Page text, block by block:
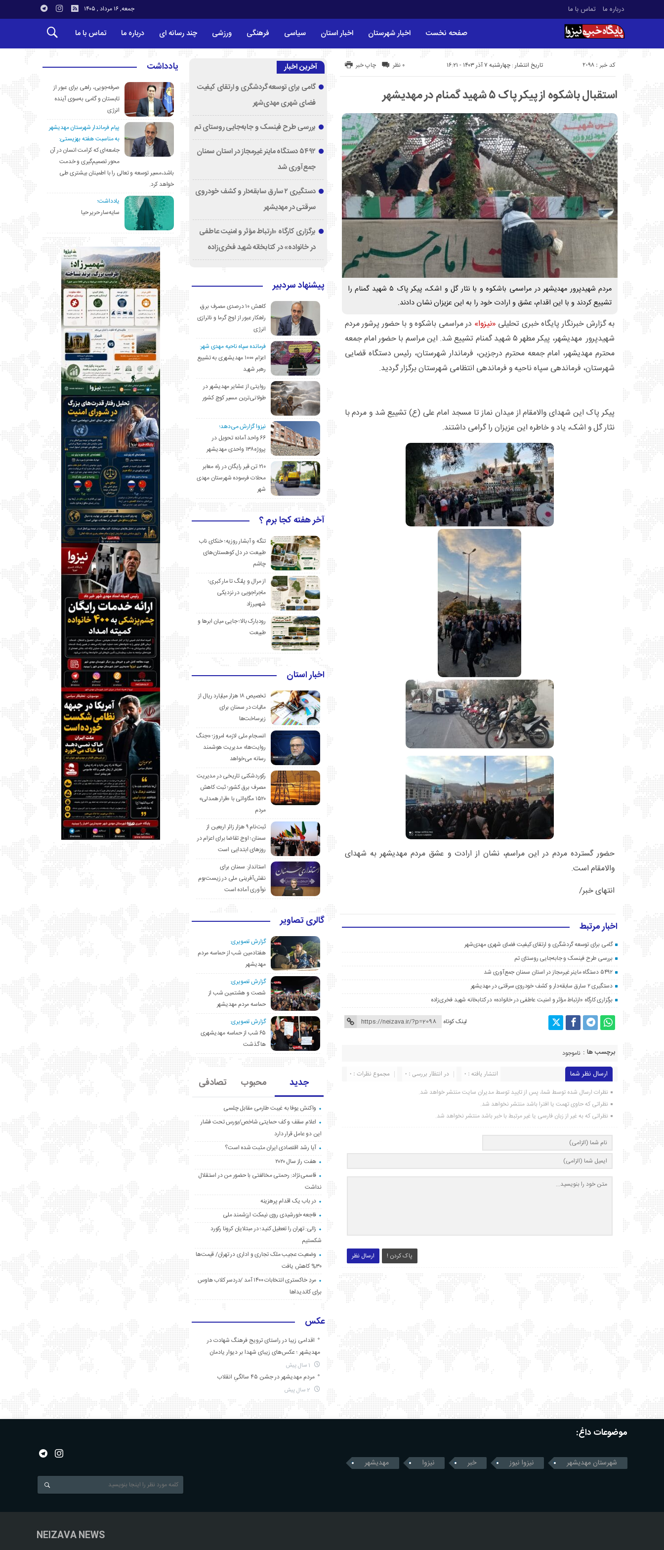
درباره ما تماس با ما جمعه, ۱۶ مرداد , ۱۴۰۵
صفحه نخست اخبار شهرستان اخبار استان سیاسی فرهنگی ورزشی چند رسانه ای درباره ما تماس با ما
تاریخ انتشار : چهارشنبه ۷ آذر ۱۴۰۳ - ۱۶:۲۱ کد خبر : 2098 چاپ خبر ۰ نظر
استقبال باشکوه از پیکر پاک ۵ شهید گمنام در مهدیشهر
مردم شهیدپرور مهدیشهر در مراسمی باشکوه و با نثار گل و اشک، پیکر پاک ۵ شهید گمنام را
تشییع کردند و با این اقدام، عشق و ارادت خود را به این عزیزان نشان دادند.
به گزارش خبرنگار پایگاه خبری تحلیلی «نیزوا» در مراسمی باشکوه و با حضور پرشور مردم
شهیدپرور مهدیشهر، پیکر مطهر ۵ شهید گمنام تشییع شد. این مراسم با حضور امام جمعه
محترم مهدیشهر، امام جمعه محترم درجزین، فرماندار شهرستان، رئیس دستگاه قضایی
شهرستان، فرماندهی سپاه ناحیه و فرماندهی انتظامی شهرستان برگزار گردید.
پیکر پاک این شهدای والامقام از میدان نماز تا مسجد امام علی (ع) تشییع شد و مردم با
نثار گل و اشک، یاد و خاطره این عزیزان را گرامی داشتند.
حضور گسترده مردم در این مراسم، نشان از ارادت و عشق مردم مهدیشهر به شهدای
والامقام است.
انتهای خبر/
اخبار مرتبط
گامی برای توسعه گردشگری و ارتقای کیفیت فضای شهری مهدی‌شهر
بررسی طرح فینسک و جابه‌جایی روستای تم
۵۴۹۲ دستگاه ماینر غیرمجاز در استان سمنان جمع‌آوری شد
دستگیری ۲ سارق سابقه‌دار و کشف خودروی سرقتی در مهدیشهر
برگزاری کارگاه «ارتباط مؤثر و امنیت عاطفی در خانواده» در کتابخانه شهید فخری‌زاده
لینک کوتاه
برچسب ها : ناموجود
ارسال نظر شما مجموع نظرات : 0 در انتظار بررسی : 0 انتشار یافته : ۰
نظرات ارسال شده توسط شما، پس از تایید توسط مدیران سایت منتشر خواهد شد.
نظراتی که حاوی تهمت یا افترا باشد منتشر نخواهد شد.
نظراتی که به غیر از زبان فارسی یا غیر مرتبط با خبر باشد منتشر نخواهد شد.
ارسال نظر پاک کردن !
آخرین اخبار
گامی برای توسعه گردشگری و ارتقای کیفیت
فضای شهری مهدی‌شهر
بررسی طرح فینسک و جابه‌جایی روستای تم
۵۴۹۲ دستگاه ماینر غیرمجاز در استان سمنان
جمع‌آوری شد
دستگیری ۲ سارق سابقه‌دار و کشف خودروی
سرقتی در مهدیشهر
برگزاری کارگاه «ارتباط مؤثر و امنیت عاطفی
در خانواده» در کتابخانه شهید فخری‌زاده
پیشنهاد سردبیر
کاهش ۱۰ درصدی مصرف برق،
راهکار عبور از اوج گرما و ناترازی
انرژی
فرمانده سپاه ناحیه مهدی شهر:
اعزام ۱۰۰۰ مهدیشهری به تشییع
رهبر شهید
روایتی از عشایر مهدیشهر در
طولانی‌ترین مسیر کوچ کشور
نیزوا گزارش می‌دهد؛
۶۶ واحد آماده تحویل در
پروژه۱۳۸ واحدی مهدیشهر
۲۱۰ تن قیر رایگان در راه معابر
محلات فرسوده شهرستان مهدی
شهر
آخر هفته کجا برم ؟
تنگه و آبشار روزیه؛ خنکای ناب
طبیعت در دل کوهستان‌های
چاشم
از مرال و پلنگ تا مار کبری؛
ماجراجویی در نزدیکی
شهمیرزاد
رودبارک بالا؛ جایی میان ابرها و
طبیعت
اخبار استان
تخصیص ۱۸ هزار میلیارد ریال از
مالیات در سمنان برای
زیرساخت‌ها
انسجام ملی لازمه امروز؛ «جنگ
روایت‌ها» مدیریت هوشمند
رسانه می‌خواهد
رکوردشکنی تاریخی در مدیریت
مصرف برق کشور؛ ثبت کاهش
۱۵۲۰ مگاواتی با «قرار همدلی»
مردم
ثبت‌نام ۹ هزار زائر اربعین از
سمنان؛ اوج تقاضا برای اعزام در
روزهای ابتدایی است
استاندار: سمنان برای
نقش‌آفرینی ملی در زیست‌بوم
نوآوری آماده است
گالری تصاویر
گزارش تصویری:
هفتادمین شب از حماسه مردم
مهدیشهر
گزارش تصویری:
شصت و هشتمین شب از
حماسه مردم مهدیشهر
گزارش تصویری:
۶۵ شب از حماسه مهدیشهری
ها گذشت
جدید محبوب تصادفی
واکنش یوفا به غیبت طارمی مقابل چلسی
اعلام سقف و کف حمایتی شاخص/بورس تحت فشار
این دو عامل قرار دارد
آیا رشد اقتصادی ایران مثبت شده است؟
هفت راز سال ۲۰۲۰
قاسمی‌نژاد: رحمتی مخالفتی با حضور من در استقلال
نداشت
در باب یک اقدام پرهزینه
فاجعه خورشیدی روی نیمکت ارزشمند ملی
زالی: تهران را تعطیل کنید؛ در مبتلایان کرونا رکورد
شکستیم
وضعیت عجیب ملک تجاری و اداری در تهران/ قیمت‌ها
۳۰% کاهش یافت
مردِ خاکستری انتخابات ۱۴۰۰ آمد /دردسر کلاب هاوس
برای کاندیداها
عکس
اقدامی زیبا در راستای ترویج فرهنگ شهادت در
مهدیشهر ؛ عکس‌های زیبای شهدا بر دیوار یادمان
مردم مهدیشهر در جشن ۴۵ سالگیِ انقلاب
یادداشت
صرفه‌جویی، راهی برای عبور از
تابستان و گامی به‌سوی آینده
انرژی
پیام فرماندار شهرستان مهدیشهر
به مناسبت هفته بهزیستی:
جامعه‌ای که کرامت انسان در آن
محور تصمیم‌گیری و خدمت
باشد،مسیر توسعه و تعالی را با اطمینان بیشتری طی
خواهد کرد.
یادداشت؛
سایه‌سار حریر حیا
موضوعات داغ:
شهرستان مهدیشهر نیزوا نیوز خبر نیزوا مهدیشهر
NEIZAVA NEWS